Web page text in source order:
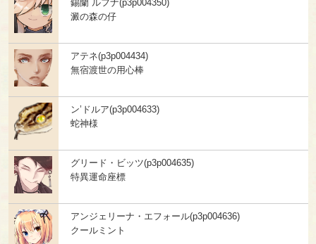
錫蘭 ルフナ(p3p004350)
澱の森の仔
アテネ(p3p004434)
無宿渡世の用心棒
ン’ドルア(p3p004633)
蛇神様
グリード・ビッツ(p3p004635)
特異運命座標
アンジェリーナ・エフォール(p3p004636)
クールミント